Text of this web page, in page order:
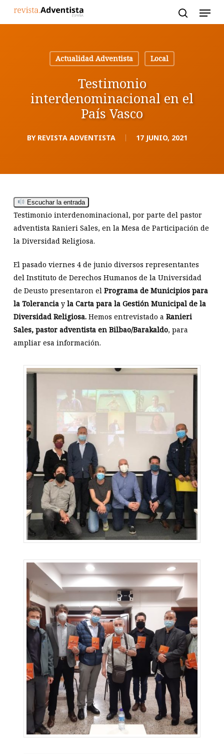
Actualidad Adventista
Local
Testimonio
interdenominacional en el
País Vasco
BY REVISTA ADVENTISTA 17 JUNIO, 2021
Escuchar la entrada
Testimonio interdenominacional, por parte del pastor
adventista Ranieri Sales, en la Mesa de Participación de
la Diversidad Religiosa.
El pasado viernes 4 de junio diversos representantes
del Instituto de Derechos Humanos de la Universidad
de Deusto presentaron el Programa de Municipios para
la Tolerancia yla Carta para la Gestión Municipal de la
Diversidad Religiosa.Hemos entrevistado a Ranieri
Sales, pastor adventista en Bilbao/Barakaldo, para
ampliar esa información.